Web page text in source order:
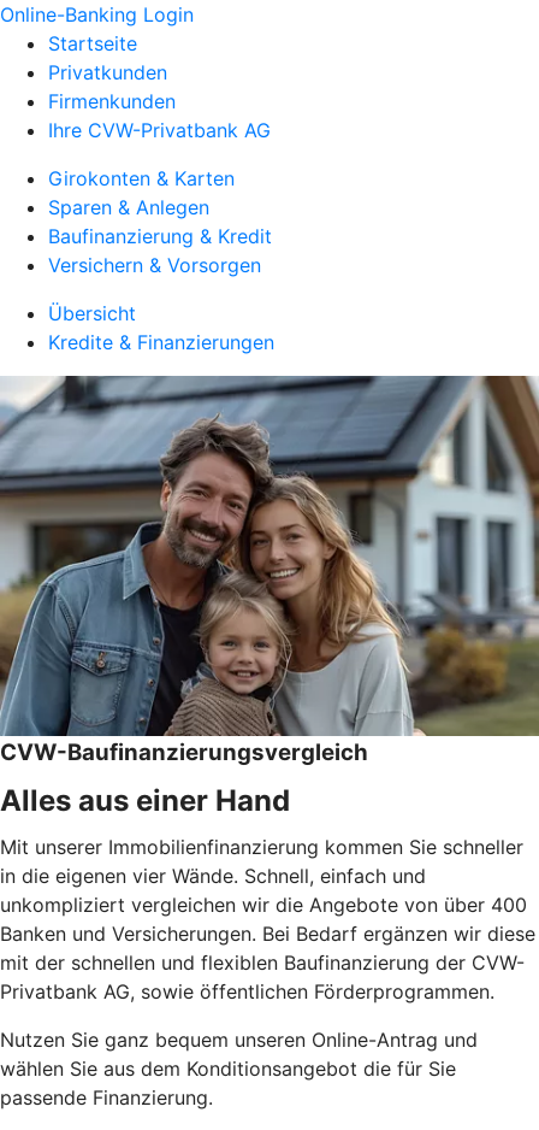
Online-Banking Login
Startseite
Privatkunden
Firmenkunden
Ihre CVW-Privatbank AG
Girokonten & Karten
Sparen & Anlegen
Baufinanzierung & Kredit
Versichern & Vorsorgen
Übersicht
Kredite & Finanzierungen
CVW-Baufinanzierungsvergleich
Alles aus einer Hand
Mit unserer Immobilienfinanzierung kommen Sie schneller
in die eigenen vier Wände. Schnell, einfach und
unkompliziert vergleichen wir die Angebote von über 400
Banken und Versicherungen. Bei Bedarf ergänzen wir diese
mit der schnellen und flexiblen Baufinanzierung der CVW-
Privatbank AG, sowie öffentlichen Förderprogrammen.
Nutzen Sie ganz bequem unseren Online-Antrag und
wählen Sie aus dem Konditionsangebot die für Sie
passende Finanzierung.